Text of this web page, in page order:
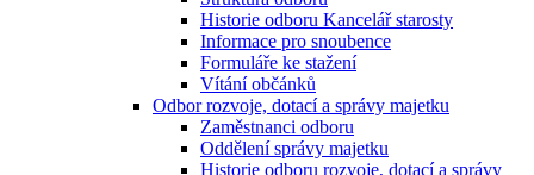
Historie odboru Kancelář starosty
Informace pro snoubence
Formuláře ke stažení
Vítání občánků
Odbor rozvoje, dotací a správy majetku
Zaměstnanci odboru
Oddělení správy majetku
Historie odboru rozvoje, dotací a správy